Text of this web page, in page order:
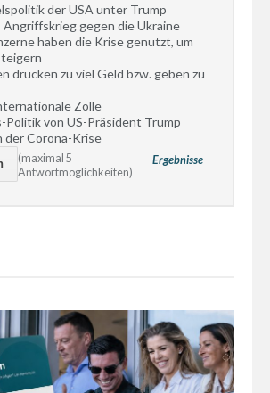
der USA unter Trump
Angriffskrieg gegen die Ukraine
haben die Krise genutzt, um
drucken zu viel Geld bzw. geben zu
Zölle
Politik von US-Präsident Trump
der Corona-Krise
Ergebnisse
(maximal 5
Antwortmöglichkeiten)